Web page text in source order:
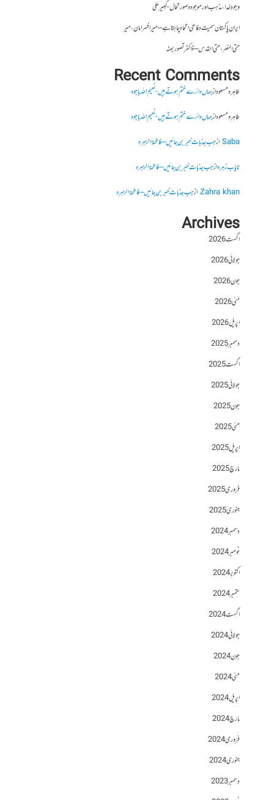
وجودِ خدا، مذہب اور موجودہ صورتحال- کبیر علی
ایران پاکستان سمیت دفاعی اتحاد چاہتا ہے – میر افسر امان،میر
حتی النصر ، حتی القدس – ڈاکٹر تصور بھٹہ
Recent Comments
طاہرہ مسعودازجہاں دائرے ختم ہوتے ہیں- نعیم اللہ باجوہ
طاہرہ مسعودازجہاں دائرے ختم ہوتے ہیں- نعیم اللہ باجوہ
Sabaازجب جذبات خبر بن جائیں – فاطمۃالزہرہ
نایاب زہرہازجب جذبات خبر بن جائیں – فاطمۃالزہرہ
Zahra khanازجب جذبات خبر بن جائیں – فاطمۃالزہرہ
Archives
اگست 2026
جولائی 2026
جون 2026
مئی 2026
اپریل 2026
دسمبر 2025
اگست 2025
جولائی 2025
جون 2025
مئی 2025
اپریل 2025
مارچ 2025
فروری 2025
جنوری 2025
دسمبر 2024
نومبر 2024
اکتوبر 2024
ستمبر 2024
اگست 2024
جولائی 2024
جون 2024
مئی 2024
اپریل 2024
مارچ 2024
فروری 2024
جنوری 2024
دسمبر 2023